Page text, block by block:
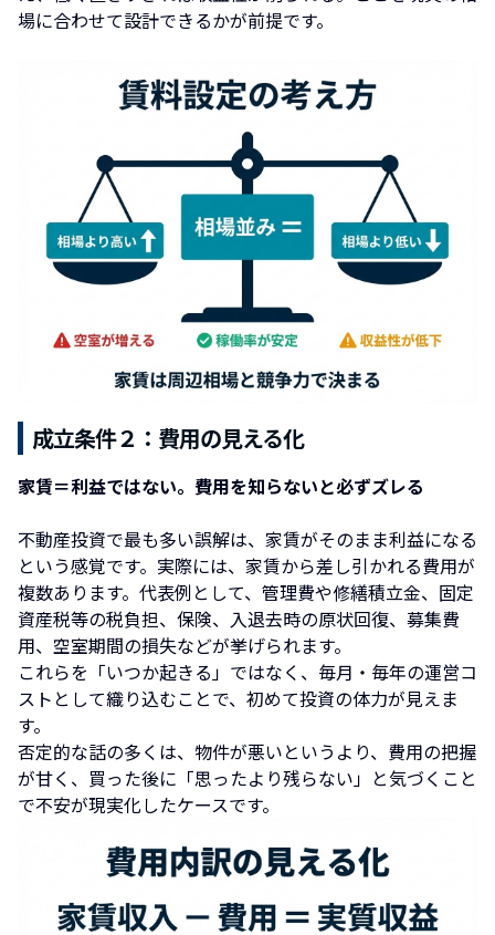
場に合わせて設計できるかが前提です。
成立条件２：費用の見える化
家賃＝利益ではない。費用を知らないと必ずズレる
不動産投資で最も多い誤解は、家賃がそのまま利益になる
という感覚です。実際には、家賃から差し引かれる費用が
複数あります。代表例として、管理費や修繕積立金、固定
資産税等の税負担、保険、入退去時の原状回復、募集費
用、空室期間の損失などが挙げられます。
これらを「いつか起きる」ではなく、毎月・毎年の運営コ
ストとして織り込むことで、初めて投資の体力が見えま
す。
否定的な話の多くは、物件が悪いというより、費用の把握
が甘く、買った後に「思ったより残らない」と気づくこと
で不安が現実化したケースです。